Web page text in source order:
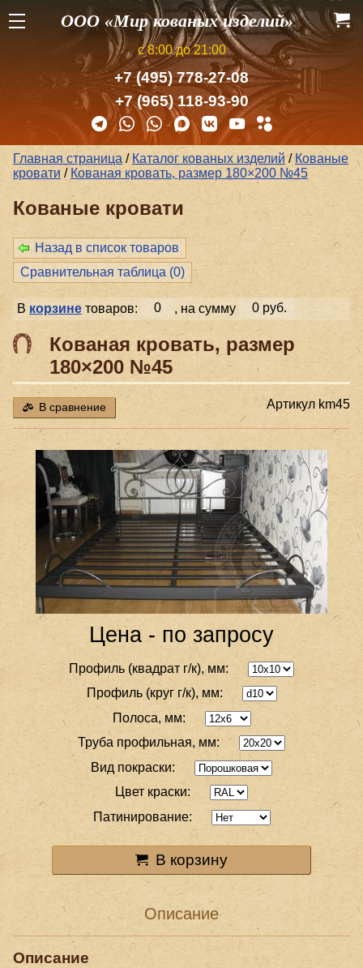
ООО «Мир кованых изделий»
с 8:00 до 21:00
+7 (495) 778-27-08
+7 (965) 118-93-90
Главная страница / Каталог кованых изделий / Кованые
кровати / Кованая кровать, размер 180×200 №45
Кованые кровати
Назад в список товаров
Сравнительная таблица (0)
В корзинетоваров: 0 , на сумму 0 руб.
Кованая кровать, размер
180×200 №45
В сравнение Артикул km45
Цена - по запросу
Профиль (квадрат г/к), мм:
Профиль (круг г/к), мм:
Полоса, мм:
Труба профильная, мм:
Вид покраски:
Цвет краски:
Патинирование:
В корзину
Описание
Описание